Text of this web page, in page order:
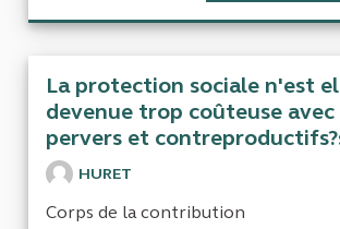
La protection sociale n'est
devenue trop coûteuse
pervers et
HURET
Corps de la contribution